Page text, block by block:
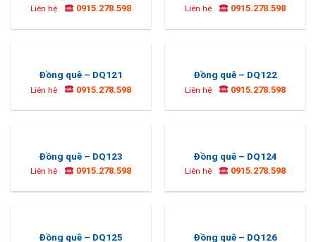
Liên hệ 0915.278.598 Liên hệ 0915.278.598
Đồng quê – DQ121
Liên hệ 0915.278.598
Đồng quê – DQ122
Liên hệ 0915.278.598
Đồng quê – DQ123
Liên hệ 0915.278.598
Đồng quê – DQ124
Liên hệ 0915.278.598
Đồng quê – DQ125 Đồng quê – DQ126